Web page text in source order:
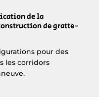
de la
de gratte-
pour des
les corridors